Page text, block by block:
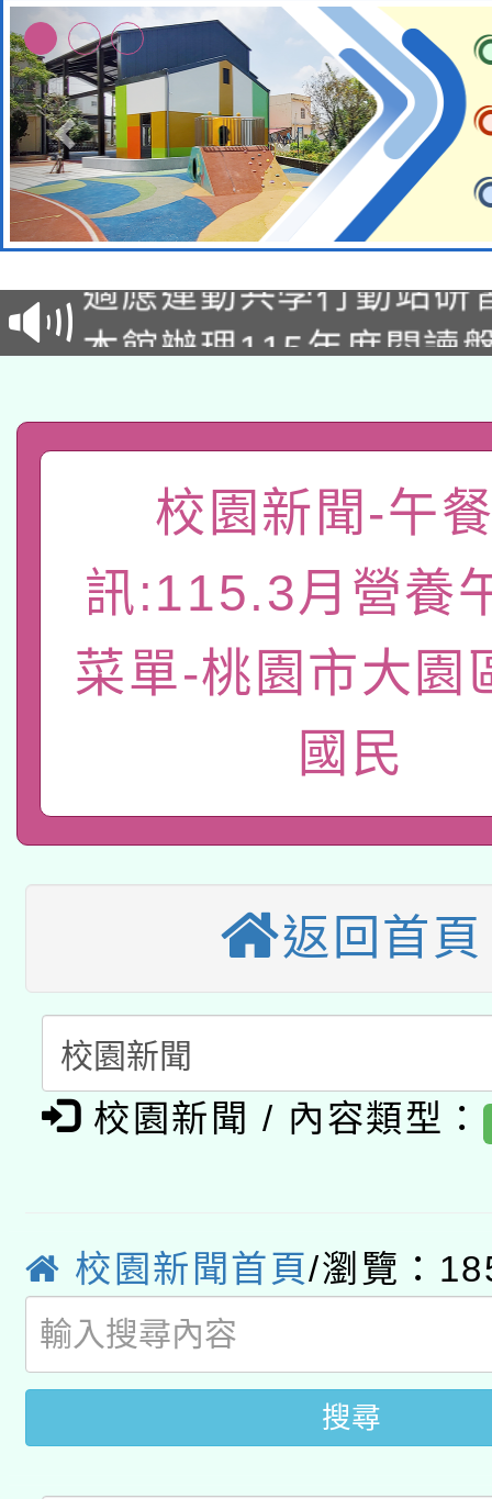
本校115學年度第2次
招甄選結果公告(無人
招)
本館辦理115年度閱讀
礎課程
A3數位素養講師名單
「數位內容與教學軟
pilot」
薪期間赴陸應申請許可
轉知經濟部水利署委託
業技術研究院辦理「
用水績優單位及節水達
115年8月22日(星期六
桃園市孔廟祈福系列
開 智慧啟航」
本校115學年度第2次
招)
適應運動共學行動站研
本館辦理115年度閱讀
暨閱讀推動專業研習
科技賦能─人工智慧
礎課程
A3數位素養講師名單
「數位內容與教學軟體
pilot」
有關大陸委員會函釋公
轉知經濟部水利署委託
用水績優單位及節水達
動」
桃園市孔廟祈福系列
開 智慧啟航」
2026年桃園地景藝術
校園新聞-午
訊:115.3月營養
菜單-桃園市大園
國民
返回首頁
校園新聞 / 內容類型：
校園新聞首頁/瀏覽：
搜尋